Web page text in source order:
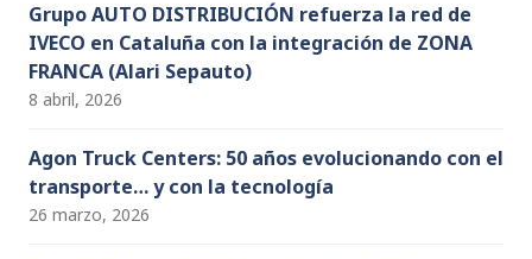
Grupo AUTO DISTRIBUCIÓN refuerza la red de
IVECO en Cataluña con la integración de ZONA
FRANCA (Alari Sepauto)
8 abril, 2026
Agon Truck Centers: 50 años evolucionando con el
transporte… y con la tecnología
26 marzo, 2026